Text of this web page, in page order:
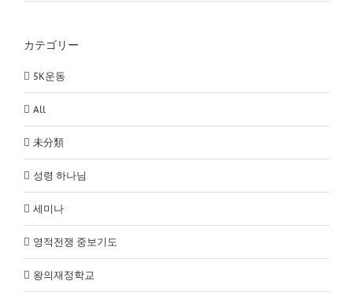
カテゴリー
5K운동
All
未分類
성령 하나님
세미나
영적전쟁 중보기도
왕의재정학교